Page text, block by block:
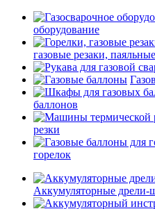
оборудование
газовые резаки,
баллонов
резки
горелок
Аккумуляторные дрели-